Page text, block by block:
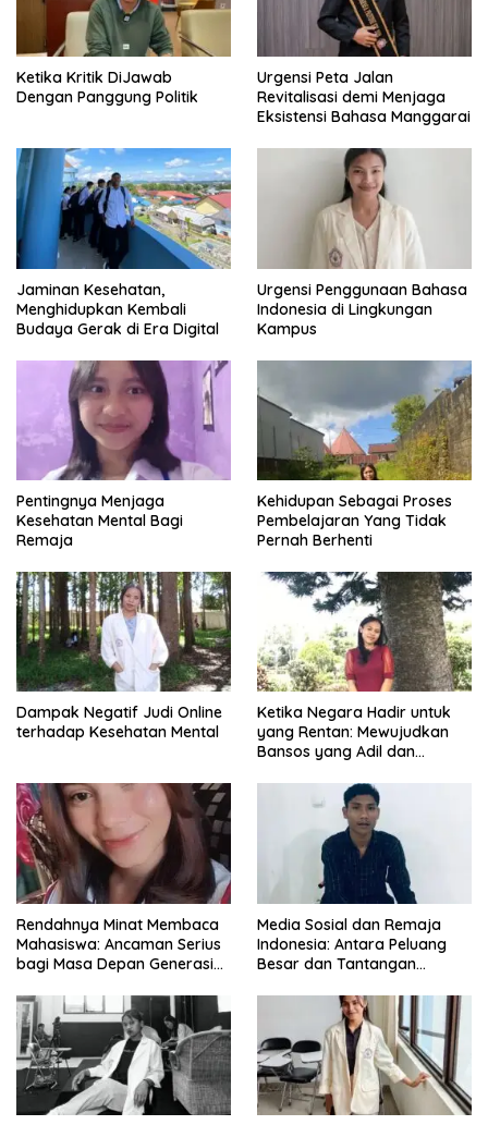
Ketika Kritik DiJawab
Dengan Panggung Politik
Urgensi Peta Jalan
Revitalisasi demi Menjaga
Eksistensi Bahasa Manggarai
Jaminan Kesehatan,
Menghidupkan Kembali
Budaya Gerak di Era Digital
Urgensi Penggunaan Bahasa
Indonesia di Lingkungan
Kampus
Pentingnya Menjaga
Kesehatan Mental Bagi
Remaja
Kehidupan Sebagai Proses
Pembelajaran Yang Tidak
Pernah Berhenti
Dampak Negatif Judi Online
terhadap Kesehatan Mental
Ketika Negara Hadir untuk
yang Rentan: Mewujudkan
Bansos yang Adil dan
Rendahnya Minat Membaca
Mahasiswa: Ancaman Serius
bagi Masa Depan Generasi
Media Sosial dan Remaja
Indonesia: Antara Peluang
Besar dan Tantangan